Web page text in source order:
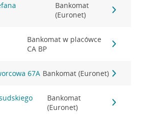
Bankomat
(Euronet)
Bankomat w placówce
CA BP
67A Bankomat (Euronet)
Bankomat
(Euronet)